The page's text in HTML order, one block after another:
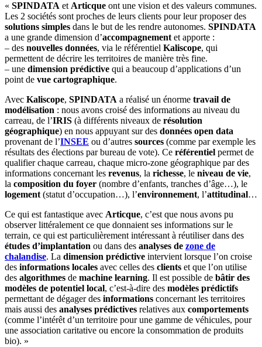
« SPINDATA etArticque ont une vision et des valeurs communes.
Les 2 sociétés sont proches de leurs clients pour leur proposer des
solutions simples dans le but de les rendre autonomes. SPINDATA
a une grande dimension d’accompagnementet apporte :
– des nouvelles données, via le référentiel Kaliscope, qui
permettent de décrire les territoires de manière très fine.
– une dimension prédictive qui a beaucoup d’applications d’un
point de vue cartographique.
Avec Kaliscope, SPINDATA a réalisé un énorme travail de
modélisation : nous avons croisé des informations au niveau du
carreau, de l’IRIS (à différents niveaux de résolution
géographique) en nous appuyant sur des données open data
provenant de l’INSEE ou d’autres sources (comme par exemple les
résultats des élections par bureau de vote). Ce référentiel permet de
qualifier chaque carreau, chaque micro-zone géographique par des
informations concernant les revenus, la richesse, le niveau de vie,
la composition du foyer (nombre d’enfants, tranches d’âge…), le
logement(statut d’occupation…), l’environnement, l’attitudinal…
Ce qui est fantastique avec Articque, c’est que nous avons pu
observer littéralement ce que donnaient ses informations sur le
terrain, ce qui est particulièrement intéressant à réutiliser dans des
études d’implantation ou dans des analyses de zone de
chalandise. La dimension prédictive intervient lorsque l’on croise
des informations locales avec celles des clients et que l’on utilise
des algorithmes de machine learning. Il est possible de bâtir des
modèles de potentiel local, c’est-à-dire des modèles prédictifs
permettant de dégager des informations concernant les territoires
mais aussi des analyses prédictives relatives aux comportements
(comme l’intérêt d’un territoire pour une gamme de véhicules, pour
une association caritative ou encore la consommation de produits
bio). »